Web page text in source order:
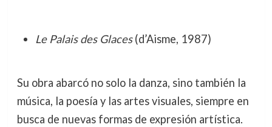
Le Palais des Glaces(d’Aisme, 1987)
Su obra abarcó no solo la danza, sino también la
música, la poesía y las artes visuales, siempre en
busca de nuevas formas de expresión artística.